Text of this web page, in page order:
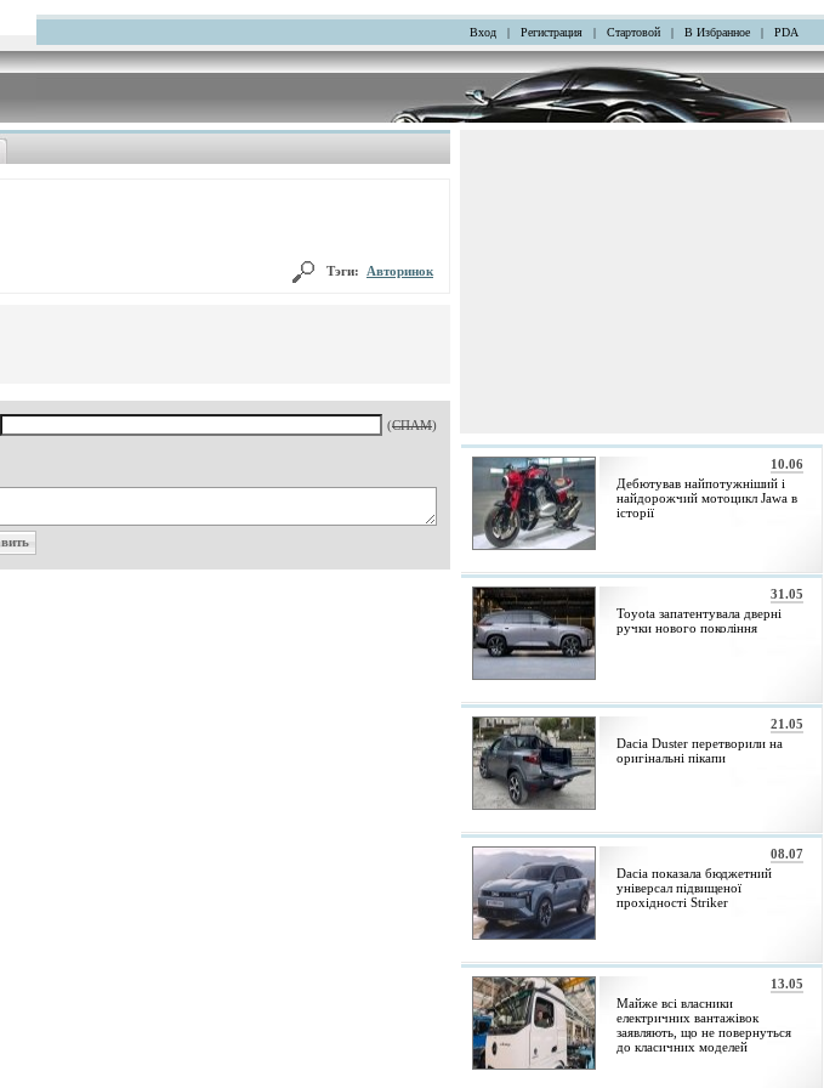
Вход | Регистрация | Стартовой | В Избранное | PDA
Тэги: Авторинок
(СПАМ)
10.06
Дебютував найпотужніший і
найдорожчий мотоцикл Jawa в
історії
31.05
Toyota запатентувала дверні
ручки нового покоління
21.05
Dacia Duster перетворили на
оригінальні пікапи
08.07
Dacia показала бюджетний
універсал підвищеної
прохідності Striker
13.05
Майже всі власники
електричних вантажівок
заявляють, що не повернуться
до класичних моделей